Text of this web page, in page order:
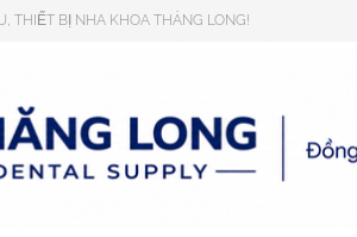
THIẾT BỊ NHA KHOA THĂNG LONG!